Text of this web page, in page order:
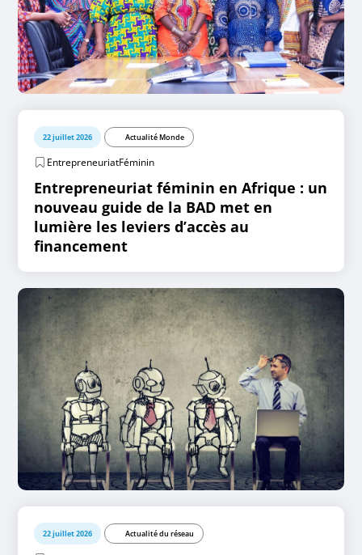
22 juillet 2026 Actualité Monde
EntrepreneuriatFéminin
Entrepreneuriat féminin en Afrique : un
nouveau guide de la BAD met en
lumière les leviers d’accès au
financement
22 juillet 2026 Actualité du réseau